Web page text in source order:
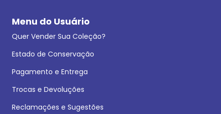
Menu do Usuário
Quer Vender Sua Coleção?
Estado de Conservação
Pagamento e Entrega
Trocas e Devoluções
Reclamações e Sugestões